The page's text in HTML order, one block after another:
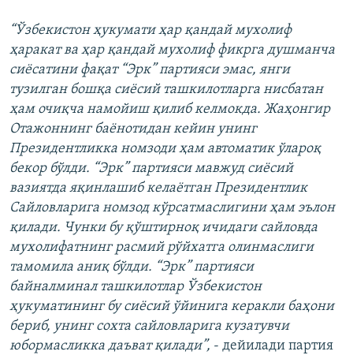
“Ўзбекистон ҳукумати ҳар қандай мухолиф
ҳаракат ва ҳар қандай мухолиф фикрга душманча
сиёсатини фақат “Эрк” партияси эмас, янги
тузилган бошқа сиёсий ташкилотларга нисбатан
ҳам очиқча намойиш қилиб келмокда. Жаҳонгир
Отажоннинг баёнотидан кейин унинг
Президентликка номзоди ҳам автоматик ўлароқ
бекор бўлди. “Эрк” партияси мавжуд сиёсий
вазиятда яқинлашиб келаётган Президентлик
Сайловларига номзод кўрсатмаслигини ҳам эълон
қилади. Чунки бу қўштирноқ ичидаги сайловда
мухолифатнинг расмий рўйхатга олинмаслиги
тамомила аниқ бўлди. “Эрк” партияси
байналминал ташкилотлар Ўзбекистон
ҳукуматининг бу сиёсий ўйинига керакли баҳони
бериб, унинг сохта сайловларига кузатувчи
юбормасликка даъват қилади”, - дейилади партия